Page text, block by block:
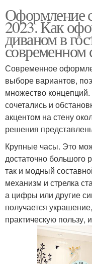
Оформление
2023. Как
диваном в
современном
Современное
выборе вариантов,
множество
сочетались и
акцентом на стену
решения
Крупные часы. Это
достаточно большого
так и модный
механизм и стрелка
а цифры или другие
получается
практическую пользу,